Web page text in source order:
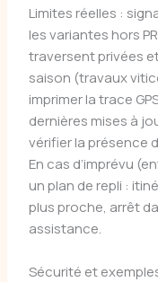
Limites réelles :
les variantes hors
traversent privées
saison (travaux
imprimer la trace
dernières mises à
vérifier la présence
En cas d’imprévu
un plan de repli :
plus proche, arrêt
assistance.
Sécurité et